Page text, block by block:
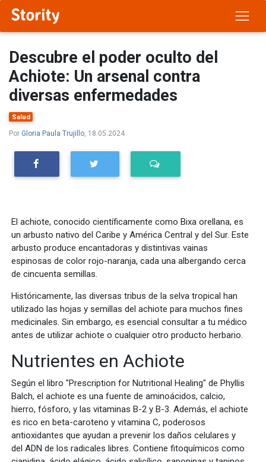
Descubre el poder oculto del
Achiote: Un arsenal contra
diversas enfermedades
Salud
Por Gloria Paula Trujillo , 18.05.2024
El achiote, conocido científicamente como Bixa orellana, es
un arbusto nativo del Caribe y América Central y del Sur. Este
arbusto produce encantadoras y distintivas vainas
espinosas de color rojo-naranja, cada una albergando cerca
de cincuenta semillas.
Históricamente, las diversas tribus de la selva tropical han
utilizado las hojas y semillas del achiote para muchos fines
medicinales. Sin embargo, es esencial consultar a tu médico
antes de utilizar achiote o cualquier otro producto herbario.
Nutrientes en Achiote
Según el libro "Prescription for Nutritional Healing" de Phyllis
Balch, el achiote es una fuente de aminoácidos, calcio,
hierro, fósforo, y las vitaminas B-2 y B-3. Además, el achiote
es rico en beta-caroteno y vitamina C, poderosos
antioxidantes que ayudan a prevenir los daños celulares y
del ADN de los radicales libres. Contiene fitoquímicos como